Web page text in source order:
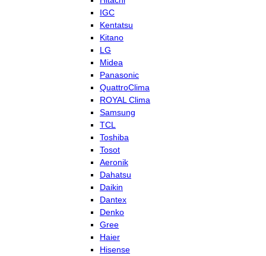
IGC
Kentatsu
Kitano
LG
Midea
Panasonic
QuattroClima
ROYAL Clima
Samsung
TCL
Toshiba
Tosot
Aeronik
Dahatsu
Daikin
Dantex
Denko
Gree
Haier
Hisense